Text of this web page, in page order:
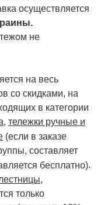
осуществляется
не
на весь
со скидками, на
в категории
, тележки ручные и
(если в заказе
составляет
бесплатно).
только